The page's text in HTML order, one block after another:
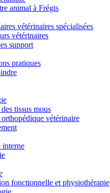
animal à Frégis
vétérinaires spécialisées
vétérinaires
support
pratiques
tissus mous
vétérinaire
interne
fonctionnelle et physiothérapie